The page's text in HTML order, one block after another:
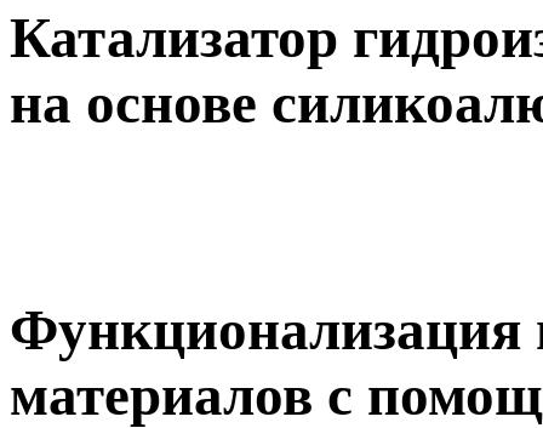
Катализатор
на основе
материалов с